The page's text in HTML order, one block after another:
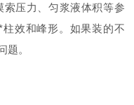
压力、匀浆液体积等参
效和峰形。如果装的不
题。